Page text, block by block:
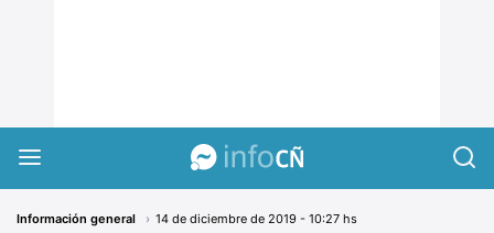
Información general 14 de diciembre de 2019 - 10:27 hs